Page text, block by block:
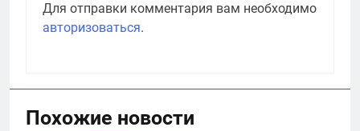
Для отправки комментария вам необходимо
авторизоваться.
Похожие новости